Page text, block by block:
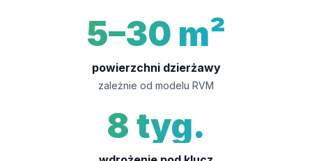
5–30 m²
powierzchni dzierżawy
zależnie od modelu RVM
8 tyg.